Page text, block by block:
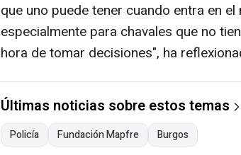
que uno puede tener cuando entra en
especialmente para chavales que no
hora de tomar decisiones", ha
Últimas noticias sobre estos temas
Policía Fundación Mapfre Burgos